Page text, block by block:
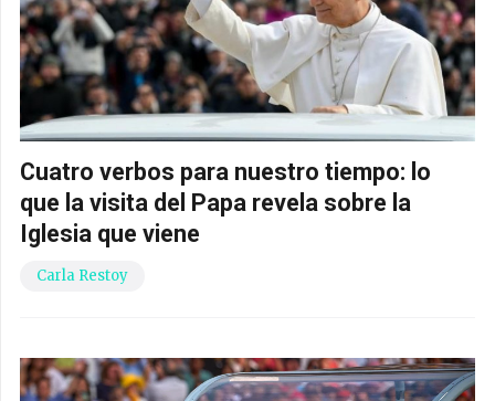
Cuatro verbos para nuestro tiempo: lo
que la visita del Papa revela sobre la
Iglesia que viene
Carla Restoy